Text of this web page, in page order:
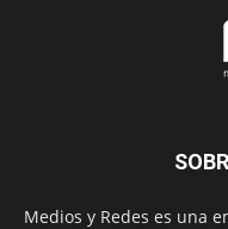
Medios y Redes es una